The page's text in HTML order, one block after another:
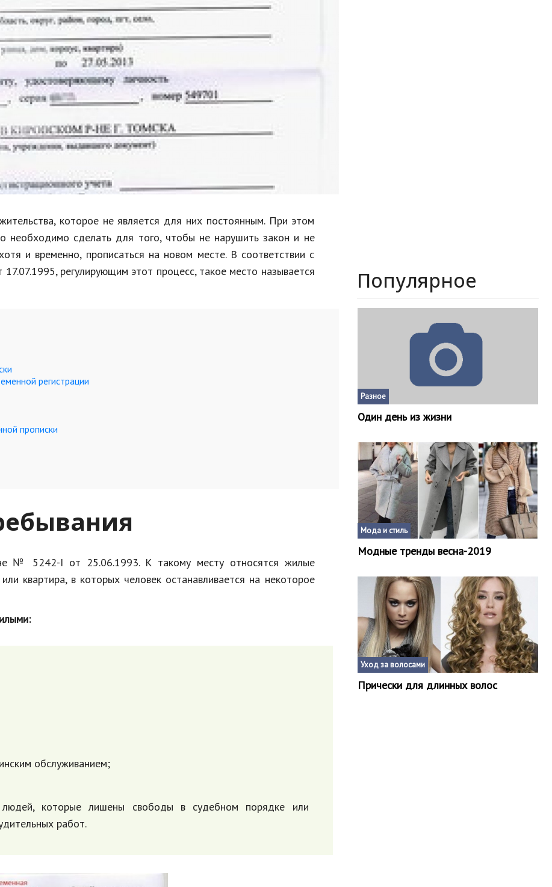
Недвижимость
Спорт и фитнес
Психология и отношения
Творчество и рукоделие
Разное
Работа и бизнес
Животные
Еда и напитки
которое не является для них постоянным. При этом
необходимо сделать для того, чтобы не нарушить закон и не
и временно, прописаться на новом месте. В соответствии с
регулирующим этот процесс, такое место называется
регистрации
прописки
№ 5242-I от 25.06.1993. К такому месту относятся жилые
квартира, в которых человек останавливается на некоторое
обслуживанием;
людей, которые лишены свободы в судебном порядке или
работ.
Популярное
Разное
Один день из жизни
Мода и стиль
Модные тренды весна-2019
Уход за волосами
Прически для длинных волос